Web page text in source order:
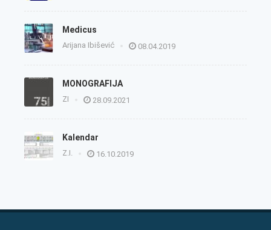
Medicus
Arijana Ibišević 08.04.2019
MONOGRAFIJA
ZI 28.09.2021
Kalendar
Z.I. 16.10.2019